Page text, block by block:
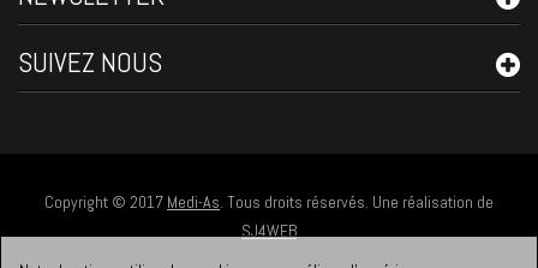
SUIVEZ NOUS
Copyright © 2017 Medi-As. Tous droits réservés. Une réalisation de
SJ4WEB